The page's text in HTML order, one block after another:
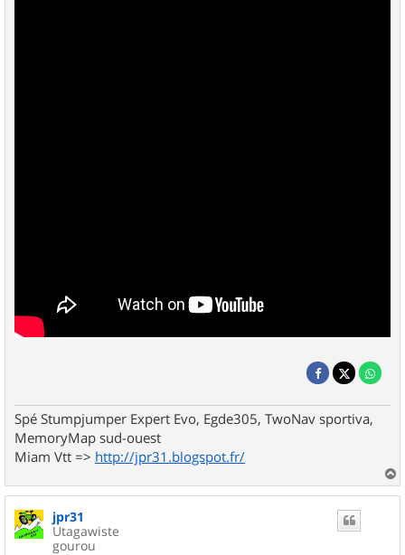
Spé Stumpjumper Expert Evo, Egde305, TwoNav sportiva,
MemoryMap sud-ouest
Miam Vtt => http://jpr31.blogspot.fr/
a
u
jpr31
Utagawiste
gourou